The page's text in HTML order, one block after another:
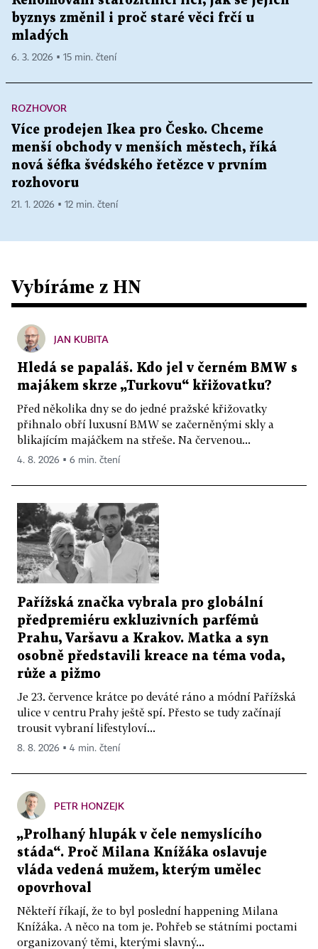
byznys změnil i proč staré věci frčí u
mladých
6. 3. 2026 ▪ 15 min. čtení
ROZHOVOR
Více prodejen Ikea pro Česko. Chceme
menší obchody v menších městech, říká
nová šéfka švédského řetězce v prvním
rozhovoru
21. 1. 2026 ▪ 12 min. čtení
Vybíráme z HN
JAN KUBITA
Hledá se papaláš. Kdo jel v černém BMW s
majákem skrze „Turkovu“ křižovatku?
Před několika dny se do jedné pražské křižovatky
přihnalo obří luxusní BMW se začerněnými skly a
blikajícím majáčkem na střeše. Na červenou...
4. 8. 2026 ▪ 6 min. čtení
Pařížská značka vybrala pro globální
předpremiéru exkluzivních parfémů
Prahu, Varšavu a Krakov. Matka a syn
osobně představili kreace na téma voda,
růže a pižmo
Je 23. července krátce po deváté ráno a módní Pařížská
ulice v centru Prahy ještě spí. Přesto se tudy začínají
trousit vybraní lifestyloví...
8. 8. 2026 ▪ 4 min. čtení
PETR HONZEJK
„Prolhaný hlupák v čele nemyslícího
stáda“. Proč Milana Knížáka oslavuje
vláda vedená mužem, kterým umělec
opovrhoval
Někteří říkají, že to byl poslední happening Milana
Knížáka. A něco na tom je. Pohřeb se státními poctami
organizovaný těmi, kterými slavný...